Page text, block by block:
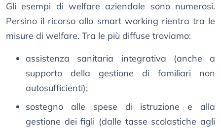
Gli esempi di welfare aziendale sono numerosi.
Persino il ricorso allo smart working rientra tra le
misure di welfare. Tra le più diffuse troviamo:
assistenza sanitaria integrativa (anche a
supporto della gestione di familiari non
autosufficienti);
sostegno alle spese di istruzione e alla
gestione dei figli (dalle tasse scolastiche agli